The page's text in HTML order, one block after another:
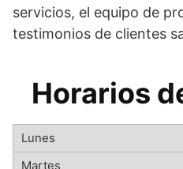
servicios, el equipo de
testimonios de clientes
Horarios